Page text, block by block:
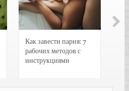
Как завести парня: 7
рабочих методов с
инструкциями